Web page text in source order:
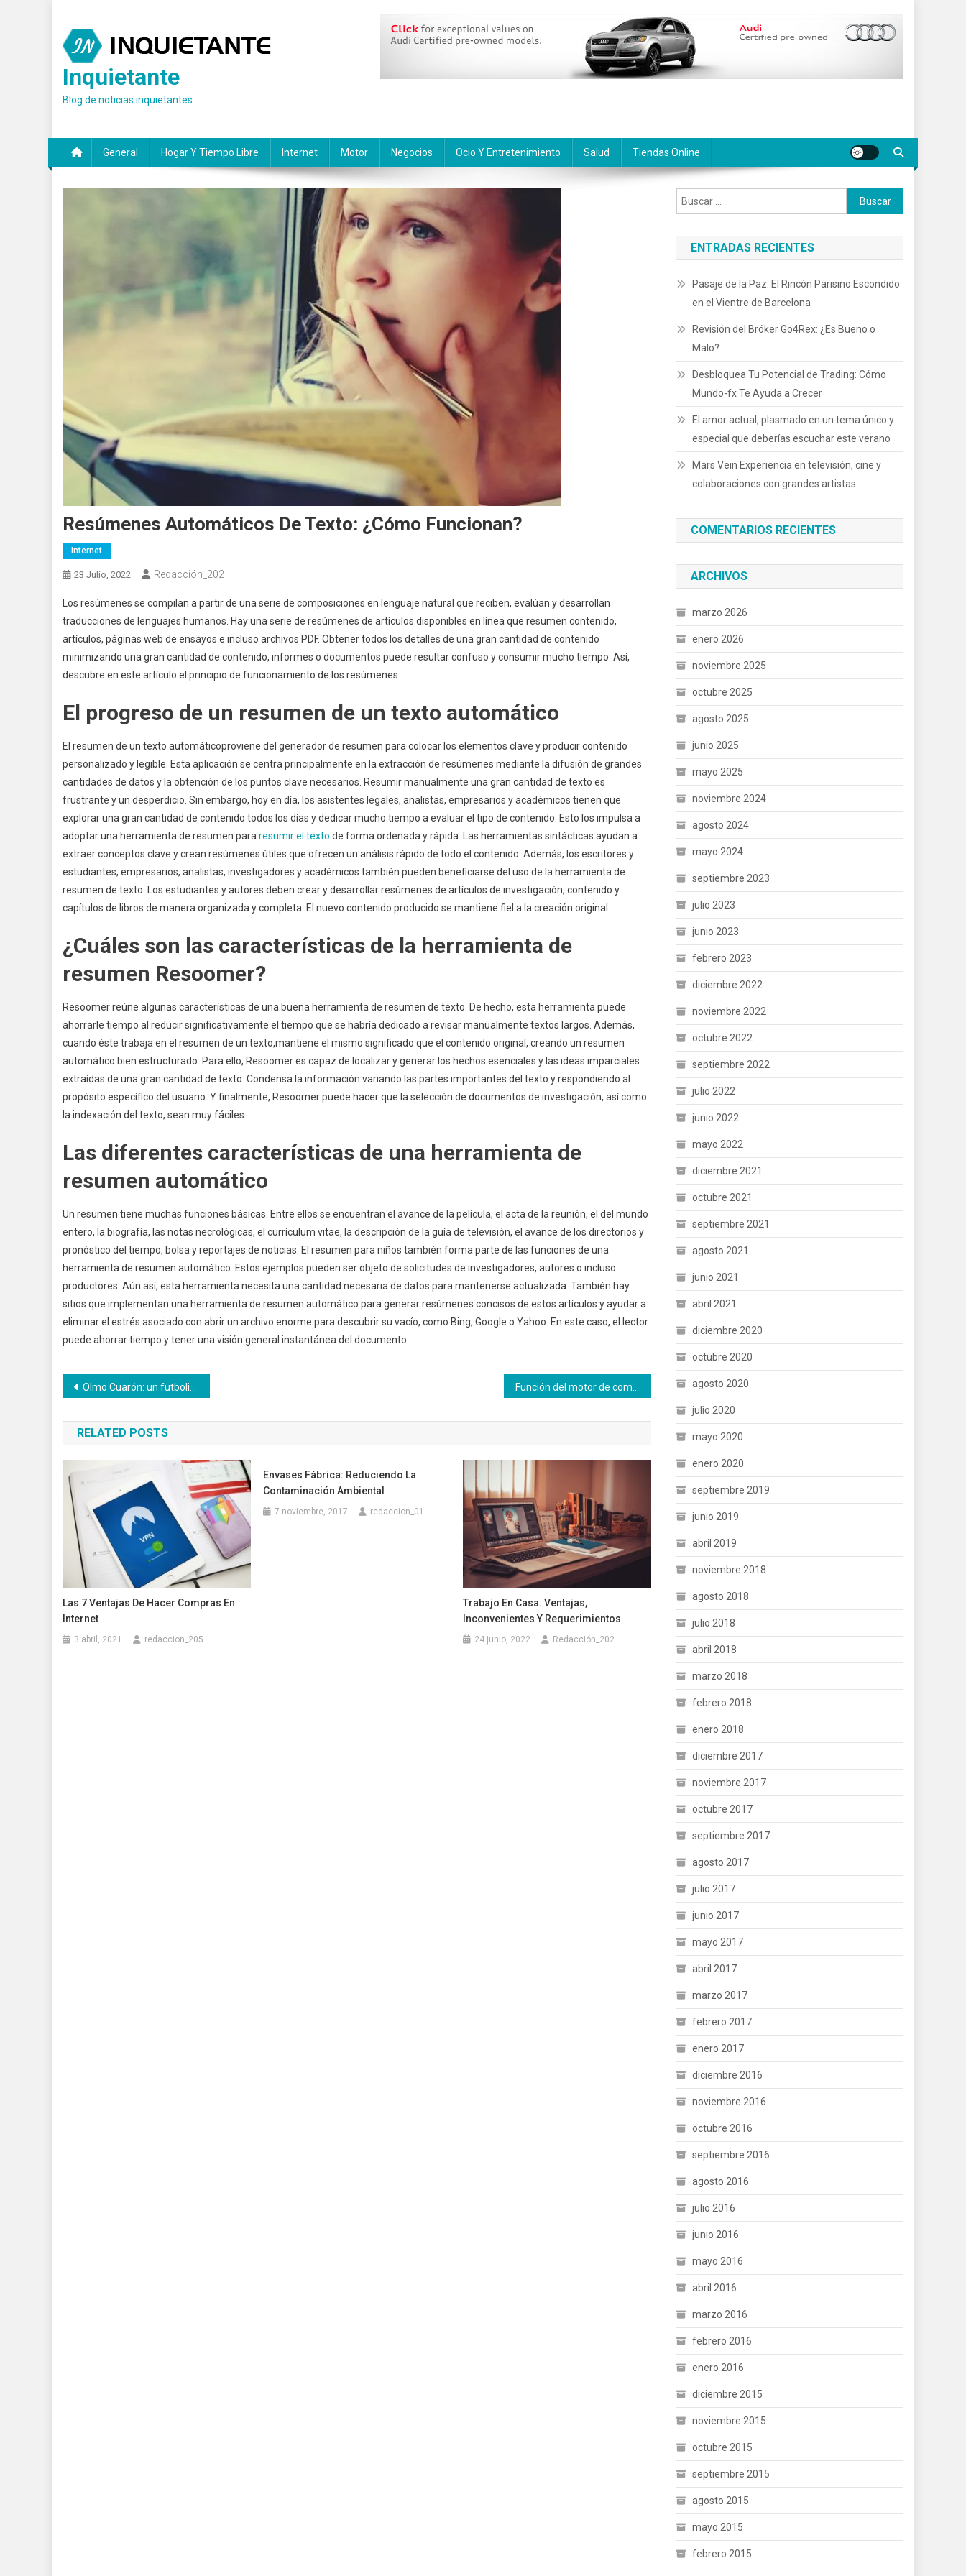
contenido
Inquietante
Blog de noticias inquietantes
General Hogar Y Tiempo Libre Internet Motor Negocios Ocio Y Entretenimiento Salud Tiendas Online
Resúmenes Automáticos De Texto: ¿cómo Funcionan?
Internet
23 Julio, 2022 Redacción_202
Los resúmenes se compilan a partir de una serie de composiciones en lenguaje natural que reciben, evalúan y desarrollan
traducciones de lenguajes humanos. Hay una serie de resúmenes de artículos disponibles en línea que resumen contenido,
artículos, páginas web de ensayos e incluso archivos PDF. Obtener todos los detalles de una gran cantidad de contenido
minimizando una gran cantidad de contenido, informes o documentos puede resultar confuso y consumir mucho tiempo. Así,
descubre en este artículo el principio de funcionamiento de los resúmenes .
El progreso de un resumen de un texto automático
El resumen de un texto automáticoproviene del generador de resumen para colocar los elementos clave y producir contenido
personalizado y legible. Esta aplicación se centra principalmente en la extracción de resúmenes mediante la difusión de grandes
cantidades de datos y la obtención de los puntos clave necesarios. Resumir manualmente una gran cantidad de texto es
frustrante y un desperdicio. Sin embargo, hoy en día, los asistentes legales, analistas, empresarios y académicos tienen que
explorar una gran cantidad de contenido todos los días y dedicar mucho tiempo a evaluar el tipo de contenido. Esto los impulsa a
adoptar una herramienta de resumen para resumir el texto de forma ordenada y rápida. Las herramientas sintácticas ayudan a
extraer conceptos clave y crean resúmenes útiles que ofrecen un análisis rápido de todo el contenido. Además, los escritores y
estudiantes, empresarios, analistas, investigadores y académicos también pueden beneficiarse del uso de la herramienta de
resumen de texto. Los estudiantes y autores deben crear y desarrollar resúmenes de artículos de investigación, contenido y
capítulos de libros de manera organizada y completa. El nuevo contenido producido se mantiene fiel a la creación original.
¿Cuáles son las características de la herramienta de
resumen Resoomer?
Resoomer reúne algunas características de una buena herramienta de resumen de texto. De hecho, esta herramienta puede
ahorrarle tiempo al reducir significativamente el tiempo que se habría dedicado a revisar manualmente textos largos. Además,
cuando éste trabaja en el resumen de un texto,mantiene el mismo significado que el contenido original, creando un resumen
automático bien estructurado. Para ello, Resoomer es capaz de localizar y generar los hechos esenciales y las ideas imparciales
extraídas de una gran cantidad de texto. Condensa la información variando las partes importantes del texto y respondiendo al
propósito específico del usuario. Y finalmente, Resoomer puede hacer que la selección de documentos de investigación, así como
la indexación del texto, sean muy fáciles.
Las diferentes características de una herramienta de
resumen automático
Un resumen tiene muchas funciones básicas. Entre ellos se encuentran el avance de la película, el acta de la reunión, el del mundo
entero, la biografía, las notas necrológicas, el currículum vitae, la descripción de la guía de televisión, el avance de los directorios y
pronóstico del tiempo, bolsa y reportajes de noticias. El resumen para niños también forma parte de las funciones de una
herramienta de resumen automático. Estos ejemplos pueden ser objeto de solicitudes de investigadores, autores o incluso
productores. Aún así, esta herramienta necesita una cantidad necesaria de datos para mantenerse actualizada. También hay
sitios que implementan una herramienta de resumen automático para generar resúmenes concisos de estos artículos y ayudar a
eliminar el estrés asociado con abrir un archivo enorme para descubrir su vacío, como Bing, Google o Yahoo. En este caso, el lector
puede ahorrar tiempo y tener una visión general instantánea del documento.
Navegación
de
entradas
Olmo Cuarón: un futbolista que triunfa en Costa Rica // causas, diagnóstico y tratamientos
RELATED POSTS
Las 7 Ventajas De Hacer Compras En
Internet
3 abril, 2021 redaccion_205
Envases Fábrica: Reduciendo La
Contaminación Ambiental
7 noviembre, 2017 redaccion_01
Trabajo En Casa. Ventajas,
Inconvenientes Y Requerimientos
24 junio, 2022 Redacción_202
Buscar:
ENTRADAS RECIENTES
Pasaje de la Paz: El Rincón Parisino Escondido
en el Vientre de Barcelona
Revisión del Bróker Go4Rex: ¿Es Bueno o
Malo?
Desbloquea Tu Potencial de Trading: Cómo
Mundo-fx Te Ayuda a Crecer
El amor actual, plasmado en un tema único y
especial que deberías escuchar este verano
Mars Vein Experiencia en televisión, cine y
colaboraciones con grandes artistas
COMENTARIOS RECIENTES
ARCHIVOS
marzo 2026
enero 2026
noviembre 2025
octubre 2025
agosto 2025
junio 2025
mayo 2025
noviembre 2024
agosto 2024
mayo 2024
septiembre 2023
julio 2023
junio 2023
febrero 2023
diciembre 2022
noviembre 2022
octubre 2022
septiembre 2022
julio 2022
junio 2022
mayo 2022
diciembre 2021
octubre 2021
septiembre 2021
agosto 2021
junio 2021
abril 2021
diciembre 2020
octubre 2020
agosto 2020
julio 2020
mayo 2020
enero 2020
septiembre 2019
junio 2019
abril 2019
noviembre 2018
agosto 2018
julio 2018
abril 2018
marzo 2018
febrero 2018
enero 2018
diciembre 2017
noviembre 2017
octubre 2017
septiembre 2017
agosto 2017
julio 2017
junio 2017
mayo 2017
abril 2017
marzo 2017
febrero 2017
enero 2017
diciembre 2016
noviembre 2016
octubre 2016
septiembre 2016
agosto 2016
julio 2016
junio 2016
mayo 2016
abril 2016
marzo 2016
febrero 2016
enero 2016
diciembre 2015
noviembre 2015
octubre 2015
septiembre 2015
agosto 2015
mayo 2015
febrero 2015